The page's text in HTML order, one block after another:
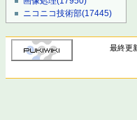
ニコニコ技術部(17445)
最終更